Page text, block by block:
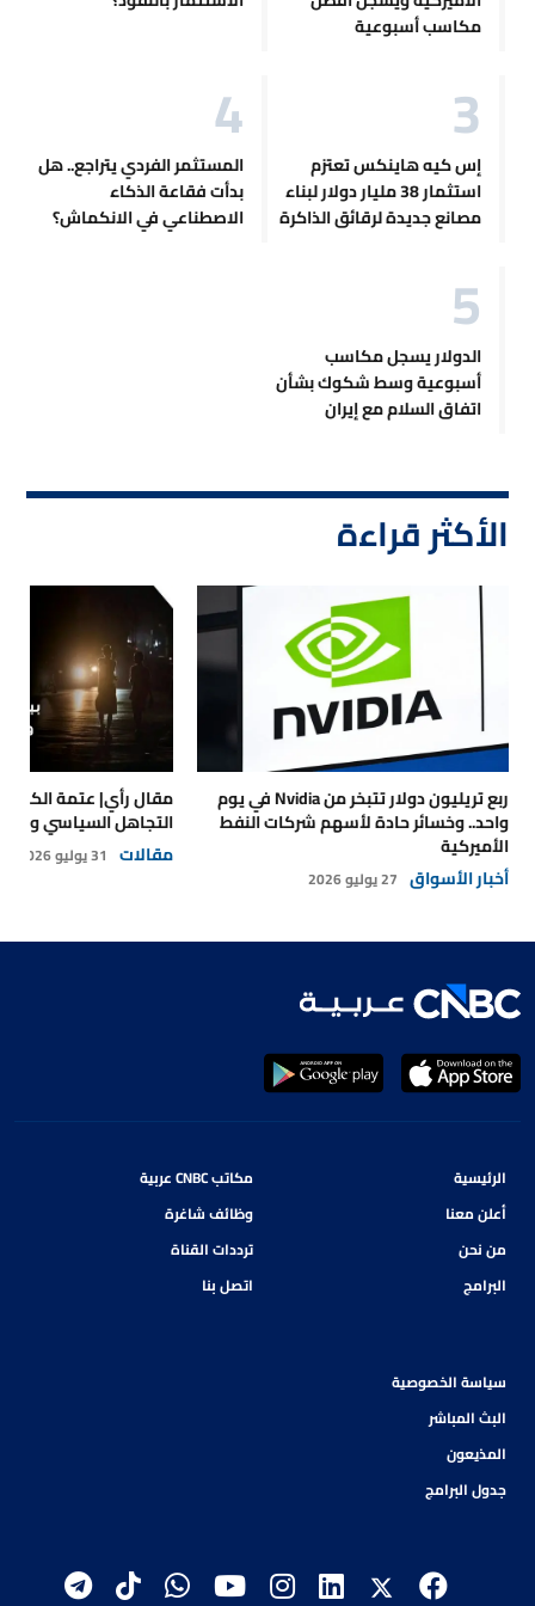
مكاسب أسبوعية
إس كيه هاينكس تعتزم
استثمار 38 مليار دولار لبناء
مصانع جديدة لرقائق الذاكرة
المستثمر الفردي يتراجع.. هل
بدأت فقاعة الذكاء
الاصطناعي في الانكماش؟
الدولار يسجل مكاسب
أسبوعية وسط شكوك بشأن
اتفاق السلام مع إيران
الأكثر قراءة
ربع تريليون دولار تتبخر من Nvidia في يوم
واحد.. وخسائر حادة لأسهم شركات النفط
الأميركية
أخبار الأسواق 27 يوليو 2026
مقال رأي| عتمة
التجاهل السياسي
مقالات 31 يوليو 2026
الرئيسية
أعلن معنا
من نحن
البرامج
مكاتب CNBC عربية
وظائف شاغرة
ترددات القناة
اتصل بنا
سياسة الخصوصية
البث المباشر
المذيعون
جدول البرامج